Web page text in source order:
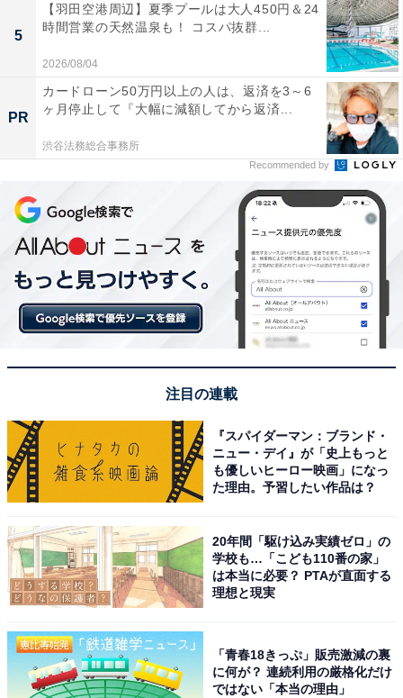
5
【羽田空港周辺】夏季プールは大人450円＆24
時間営業の天然温泉も！ コスパ抜群...
2026/08/04
PR
カードローン50万円以上の人は、返済を3～6
ヶ月停止して『大幅に減額してから返済...
渋谷法務総合事務所
Recommended by
注目の連載
『スパイダーマン：ブランド・
ニュー・デイ』が「史上もっと
も優しいヒーロー映画」になっ
た理由。予習したい作品は？
20年間「駆け込み実績ゼロ」の
学校も…「こども110番の家」
は本当に必要？ PTAが直面する
理想と現実
「青春18きっぷ」販売激減の裏
に何が？ 連続利用の厳格化だけ
ではない「本当の理由」